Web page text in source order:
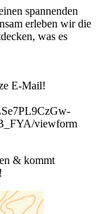
spannenden
erleben wir die
was es
E-Mail!
viewform
& kommt